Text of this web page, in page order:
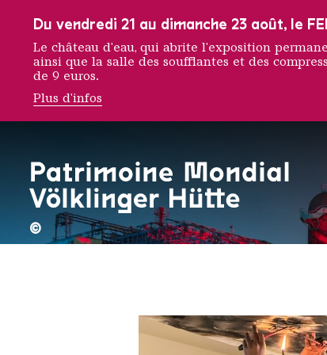
©
Du vendredi 21 au dimanche 23 août, le
Le château d'eau, qui abrite l'exposition
ainsi que la salle des soufflantes et des
de 9 euros.
Plus d'infos